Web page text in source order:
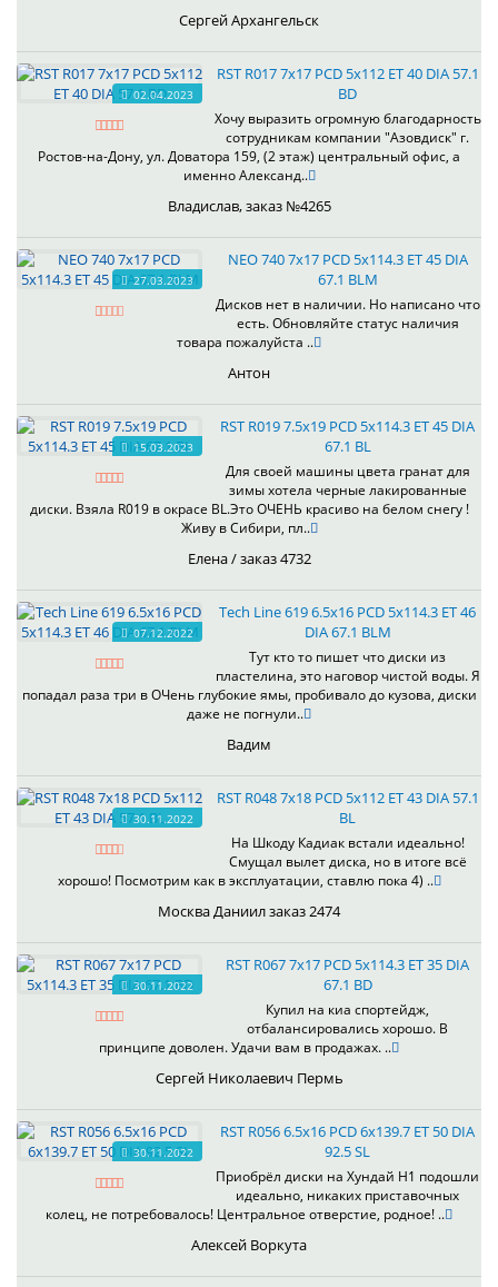
Сергей Архангельск
02.04.2023
RST R017 7x17 PCD 5x112 ET 40 DIA 57.1
BD
Хочу выразить огромную благодарность
сотрудникам компании "Азовдиск" г.
Ростов-на-Дону, ул. Доватора 159, (2 этаж) центральный офис, а
именно Александ..
Владислав, заказ №4265
27.03.2023
NEO 740 7x17 PCD 5x114.3 ET 45 DIA
67.1 BLM
Дисков нет в наличии. Но написано что
есть. Обновляйте статус наличия
товара пожалуйста ..
Антон
15.03.2023
RST R019 7.5x19 PCD 5x114.3 ET 45 DIA
67.1 BL
Для своей машины цвета гранат для
зимы хотела черные лакированные
диски. Взяла R019 в окрасе BL.Это ОЧЕНЬ красиво на белом снегу !
Живу в Сибири, пл..
Елена / заказ 4732
07.12.2022
Tech Line 619 6.5x16 PCD 5x114.3 ET 46
DIA 67.1 BLM
Тут кто то пишет что диски из
пластелина, это наговор чистой воды. Я
попадал раза три в ОЧень глубокие ямы, пробивало до кузова, диски
даже не погнули..
Вадим
30.11.2022
RST R048 7x18 PCD 5x112 ET 43 DIA 57.1
BL
На Шкоду Кадиак встали идеально!
Смущал вылет диска, но в итоге всё
хорошо! Посмотрим как в эксплуатации, ставлю пока 4) ..
Москва Даниил заказ 2474
30.11.2022
RST R067 7x17 PCD 5x114.3 ET 35 DIA
67.1 BD
Купил на киа спортейдж,
отбалансировались хорошо. В
принципе доволен. Удачи вам в продажах. ..
Сергей Николаевич Пермь
30.11.2022
RST R056 6.5x16 PCD 6x139.7 ET 50 DIA
92.5 SL
Приобрёл диски на Хундай H1 подошли
идеально, никаких приставочных
колец, не потребовалось! Центральное отверстие, родное! ..
Алексей Воркута